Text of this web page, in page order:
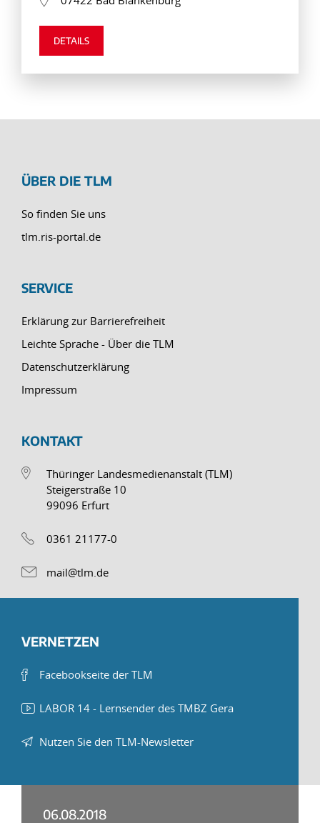
DETAILS
ÜBER DIE TLM
So finden Sie uns
tlm.ris-portal.de
SERVICE
Erklärung zur Barrierefreiheit
Leichte Sprache - Über die TLM
Datenschutzerklärung
Impressum
KONTAKT
Thüringer Landesmedienanstalt (TLM)
Steigerstraße 10
99096 Erfurt
0361 21177-0
mail@tlm.de
VERNETZEN
Facebookseite der TLM
LABOR 14 - Lernsender des TMBZ Gera
Nutzen Sie den TLM-Newsletter
06.08.2018